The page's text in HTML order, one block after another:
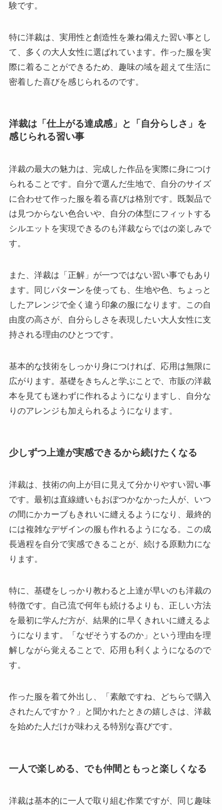
験です。
特に洋裁は、実用性と創造性を兼ね備えた習い事とし
て、多くの大人女性に選ばれています。作った服を実
際に着ることができるため、趣味の域を超えて生活に
密着した喜びを感じられるのです。
洋裁は「仕上がる達成感」と「自分らしさ」を
感じられる習い事
洋裁の最大の魅力は、完成した作品を実際に身につけ
られることです。自分で選んだ生地で、自分のサイズ
に合わせて作った服を着る喜びは格別です。既製品で
は見つからない色合いや、自分の体型にフィットする
シルエットを実現できるのも洋裁ならではの楽しみで
す。
また、洋裁は「正解」が一つではない習い事でもあり
ます。同じパターンを使っても、生地や色、ちょっと
したアレンジで全く違う印象の服になります。この自
由度の高さが、自分らしさを表現したい大人女性に支
持される理由のひとつです。
基本的な技術をしっかり身につければ、応用は無限に
広がります。基礎をきちんと学ぶことで、市販の洋裁
本を見ても迷わずに作れるようになりますし、自分な
りのアレンジも加えられるようになります。
少しずつ上達が実感できるから続けたくなる
洋裁は、技術の向上が目に見えて分かりやすい習い事
です。最初は直線縫いもおぼつかなかった人が、いつ
の間にかカーブもきれいに縫えるようになり、最終的
には複雑なデザインの服も作れるようになる。この成
長過程を自分で実感できることが、続ける原動力にな
ります。
特に、基礎をしっかり教わると上達が早いのも洋裁の
特徴です。自己流で何年も続けるよりも、正しい方法
を最初に学んだ方が、結果的に早くきれいに縫えるよ
うになります。「なぜそうするのか」という理由を理
解しながら覚えることで、応用も利くようになるので
す。
作った服を着て外出し、「素敵ですね、どちらで購入
されたんですか？」と聞かれたときの嬉しさは、洋裁
を始めた人だけが味わえる特別な喜びです。
一人で楽しめる、でも仲間ともっと楽しくなる
洋裁は基本的に一人で取り組む作業ですが、同じ趣味